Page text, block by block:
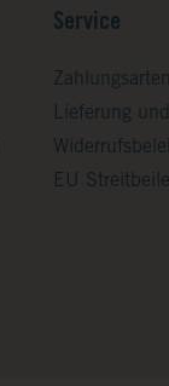
Service
Zahlungsarten
Lieferung
EU